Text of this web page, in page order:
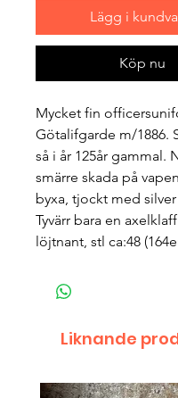
Lägg i
Köp nu
Mycket fin
Götalifgarde m/1886.
så i år 125år gammal.
smärre skada på
byxa, tjockt med
Tyvärr bara en
löjtnant, stl ca:48
Liknande